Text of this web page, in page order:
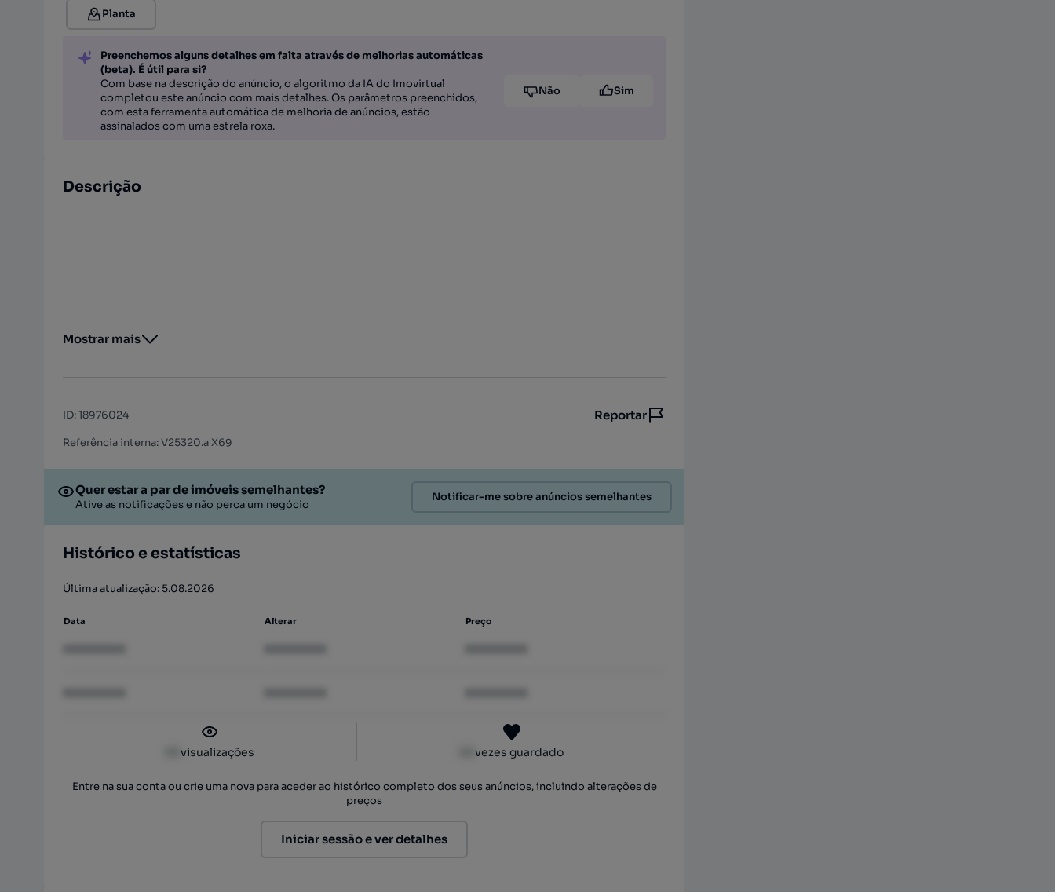
Planta
Preenchemos alguns detalhes em falta através de melhorias automáticas
(beta). É útil para si?
Com base na descrição do anúncio, o algoritmo da IA do Imovirtual
completou este anúncio com mais detalhes. Os parâmetros preenchidos,
com esta ferramenta automática de melhoria de anúncios, estão
assinalados com uma estrela roxa.
Não Sim
Descrição
Mostrar mais
ID:18976024 Reportar
Referência interna: V25320.a X69
Quer estar a par de imóveis semelhantes?
Ative as notificações e não perca um negócio
Notificar-me sobre anúncios semelhantes
Histórico e estatísticas
Última atualização: 5.08.2026
Data Alterar Preço
visualizações vezes guardado
Entre na sua conta ou crie uma nova para aceder ao histórico completo dos seus anúncios, incluindo alterações de
preços
Iniciar sessão e ver detalhes